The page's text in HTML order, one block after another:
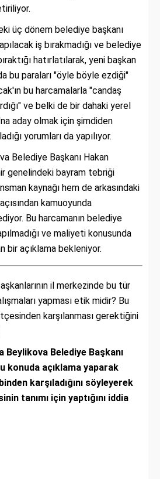
üç dönem belediye başkanı
iş bırakmadığı ve belediye
hatırlatılarak, yeni başkan
bu paraları "öyle böyle ezdiği"
bu harcamalarla "candaş
ve belki de bir dahaki yerel
aday olmak için şimdiden
yorumları da yapılıyor.
Belediye Başkanı Hakan
genelindeki bayram tebriği
kaynağı hem de arkasındaki
kamuoyunda
Bu harcamanın belediye
ve maliyeti konusunda
bir açıklama bekleniyor.
il merkezinde bu tür
yapması etik midir? Bu
karşılanması gerektiğini
Beylikova Belediye Başkanı
konuda açıklama yaparak
karşıladığını söyleyerek
tanımı için yaptığını iddia